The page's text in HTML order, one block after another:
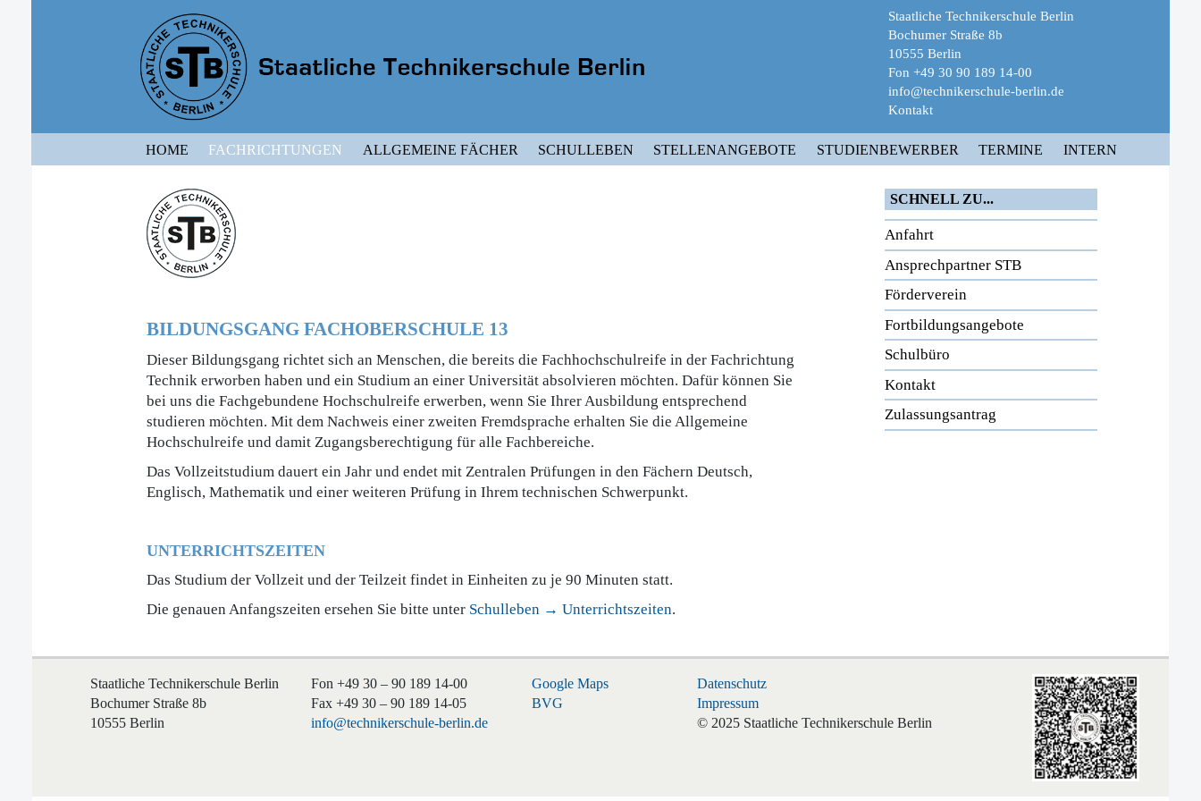
Staatliche Technikerschule Berlin
Bochumer Straße 8b
10555 Berlin
Fon +49 30 90 189 14-00
info@technikerschule-berlin.de
Kontakt
HOME FACHRICHTUNGEN ALLGEMEINE FÄCHER SCHULLEBEN STELLENANGEBOTE STUDIENBEWERBER TERMINE INTERN
BILDUNGSGANG FACHOBERSCHULE 13
Dieser Bildungsgang richtet sich an Menschen, die bereits die Fachhochschulreife in der Fachrichtung
Technik erworben haben und ein Studium an einer Universität absolvieren möchten. Dafür können Sie
bei uns die Fachgebundene Hochschulreife erwerben, wenn Sie Ihrer Ausbildung entsprechend
studieren möchten. Mit dem Nachweis einer zweiten Fremdsprache erhalten Sie die Allgemeine
Hochschulreife und damit Zugangsberechtigung für alle Fachbereiche.
Das Vollzeitstudium dauert ein Jahr und endet mit Zentralen Prüfungen in den Fächern Deutsch,
Englisch, Mathematik und einer weiteren Prüfung in Ihrem technischen Schwerpunkt.
UNTERRICHTSZEITEN
Das Studium der Vollzeit und der Teilzeit findet in Einheiten zu je 90 Minuten statt.
Die genauen Anfangszeiten ersehen Sie bitte unter Schulleben → Unterrichtszeiten.
SCHNELL ZU...
Anfahrt
Ansprechpartner STB
Förderverein
Fortbildungsangebote
Schulbüro
Kontakt
Zulassungsantrag
Staatliche Technikerschule Berlin
Bochumer Straße 8b
10555 Berlin
Fon +49 30 – 90 189 14-00
Fax +49 30 – 90 189 14-05
info@technikerschule-berlin.de
Google Maps
BVG
Datenschutz
Impressum
© 2025 Staatliche Technikerschule Berlin